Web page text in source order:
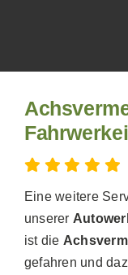
Eine weitere
unserer
ist die
gefahren und